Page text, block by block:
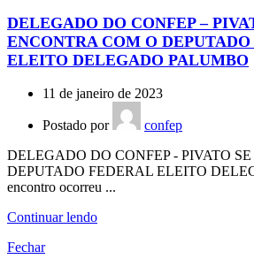
DELEGADO DO CONFEP –
ENCONTRA COM O
ELEITO DELEGADO PALUMBO
11 de janeiro de 2023
Postado por
confep
DELEGADO DO CONFEP - PIVATO
DEPUTADO FEDERAL ELEITO
encontro ocorreu ...
Continuar lendo
Fechar